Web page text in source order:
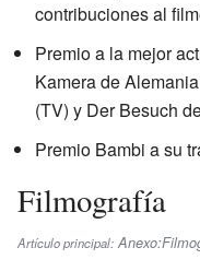
contribuciones al
Premio a la mejor
Kamera de
(TV) y Der Besuch
Premio Bambi a su
Filmografía
Artículo principal: